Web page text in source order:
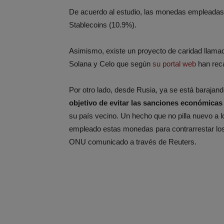
De acuerdo al estudio, las monedas
Stablecoins (10.9%).
Asimismo, existe un proyecto de caridad
Solana y Celo que según su portal web han
Por otro lado, desde Rusia, ya se está
objetivo de evitar las sanciones económicas
su país vecino. Un hecho que no pilla nuevo a
empleado estas monedas para contrarrestar
ONU comunicado a través de Reuters.